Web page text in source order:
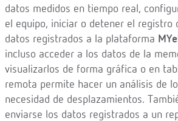
datos medidos en tiempo real,
el equipo, iniciar o detener el registro
datos registrados a la plataforma
incluso acceder a los datos de la
visualizarlos de forma gráfica o en
remota permite hacer un análisis de
necesidad de desplazamientos.
enviarse los datos registrados a un